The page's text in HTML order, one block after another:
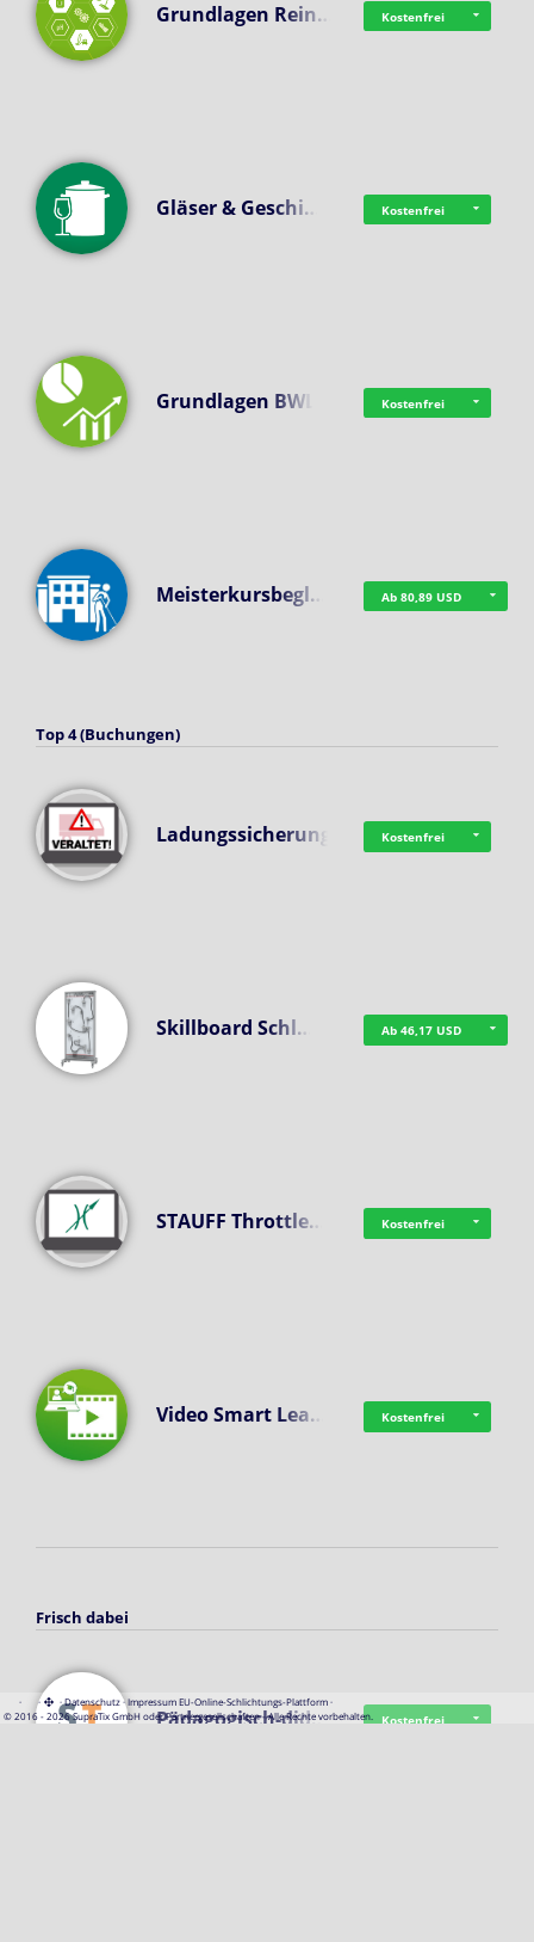
Grundlagen Rein… Kostenfrei
Gläser & Geschi… Kostenfrei
Grundlagen BWL Kostenfrei
Meisterkursbegl… Ab 80,89 USD
Top 4 (Buchungen)
Ladungssicherung Kostenfrei
Skillboard Schl… Ab 46,17 USD
STAUFF Throttle… Kostenfrei
Video Smart Lea… Kostenfrei
Frisch dabei
Pädagogisch-did… Kostenfrei
· · ·Datenschutz·Impressum EU-Online-Schlichtungs-Plattform·
© 2016 - 2026 SupraTix GmbH oder Partnergesellschaften - Alle Rechte vorbehalten.